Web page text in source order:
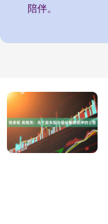
陪伴。